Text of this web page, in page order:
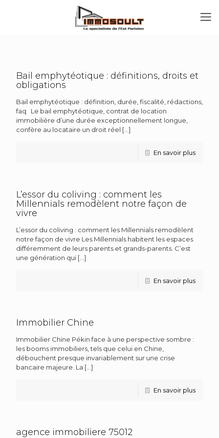
Bail emphytéotique : définitions, droits et
obligations
Bail emphytéotique : définition, durée, fiscalité, rédactions,
faq Le bail emphytéotique, contrat de location
immobilière d’une durée exceptionnellement longue,
confère au locataire un droit réel […]
En savoir plus
L’essor du coliving : comment les
Millennials remodèlent notre façon de
vivre
L’essor du coliving : comment les Millennials remodèlent
notre façon de vivre Les Millennials habitent les espaces
différemment de leurs parents et grands-parents. C’est
une génération qui […]
En savoir plus
Immobilier Chine
Immobilier Chine Pékin face à une perspective sombre :
les booms immobiliers, tels que celui en Chine,
débouchent presque invariablement sur une crise
bancaire majeure. La […]
En savoir plus
agence immobiliere 75012